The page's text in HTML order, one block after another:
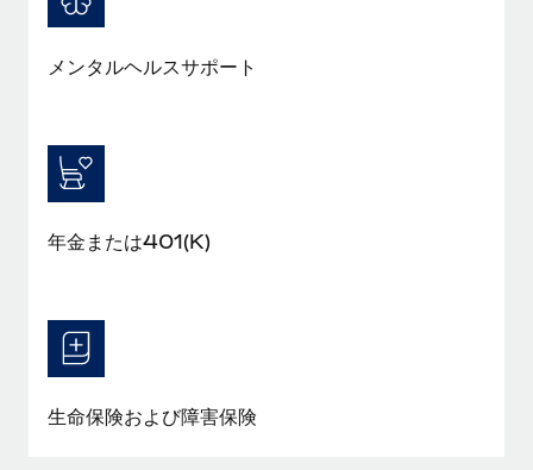
メンタルヘルスサポート
年金または401(K)
生命保険および障害保険